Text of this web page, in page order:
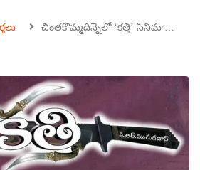
చింతకొమ్మదిన్నెలో ‘కత్తి’ సినిమా…